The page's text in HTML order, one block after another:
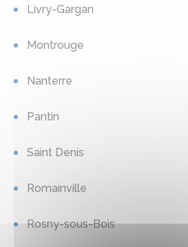
Livry-Gargan
Montrouge
Nanterre
Pantin
Saint Denis
Romainville
Rosny-sous-Bois